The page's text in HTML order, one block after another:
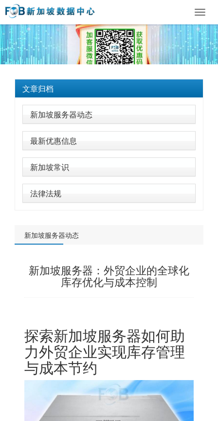
文章归档
新加坡服务器动态
最新优惠信息
新加坡常识
法律法规
新加坡服务器动态
新加坡服务器：外贸企业的全球化
库存优化与成本控制
探索新加坡服务器如何助
力外贸企业实现库存管理
与成本节约